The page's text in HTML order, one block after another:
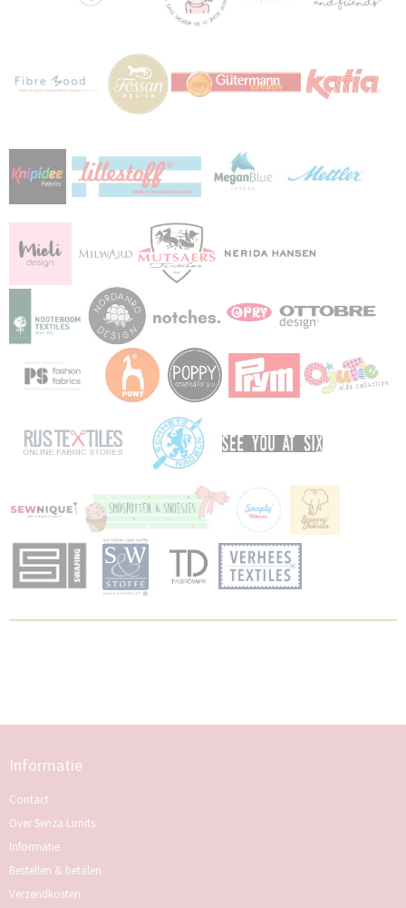
Informatie
Contact
Over Senza Limits
Informatie
Bestellen & betalen
Verzendkosten